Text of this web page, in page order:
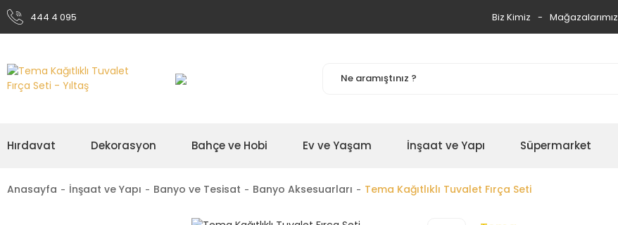
444 4 095 Biz Kimiz Mağazalarımız
Hırdavat Dekorasyon Bahçe ve Hobi Ev ve Yaşam İnşaat ve Yapı Süpermarket
Anasayfa İnşaat ve Yapı Banyo ve Tesisat Banyo Aksesuarları Tema Kağıtlıklı Tuvalet Fırça Seti